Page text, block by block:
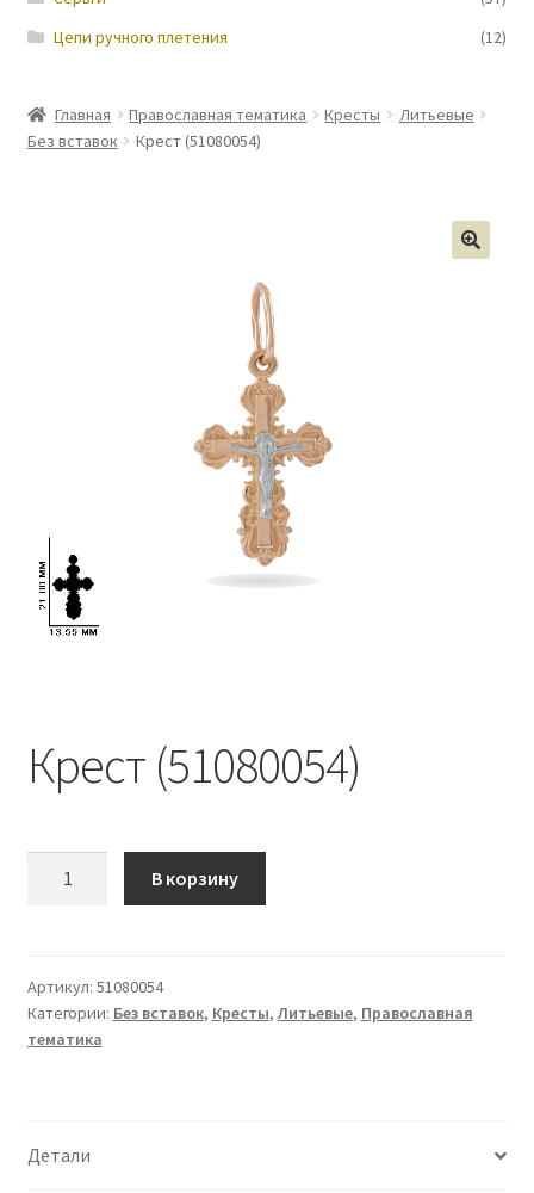
Цепи ручного плетения
(12)
Главная Православная тематика Кресты
Литьевые
Без вставок
Крест (51080054)
Крест (51080054)
В корзину
Артикул: 51080054
Категории: Без вставок, Кресты, Литьевые, Православная
тематика
Детали